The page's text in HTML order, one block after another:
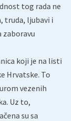
tog rada ne
truda, ljubavi i
zaboravu
koji je na listi
Hrvatske. To
vezenih
Uz to,
su sa